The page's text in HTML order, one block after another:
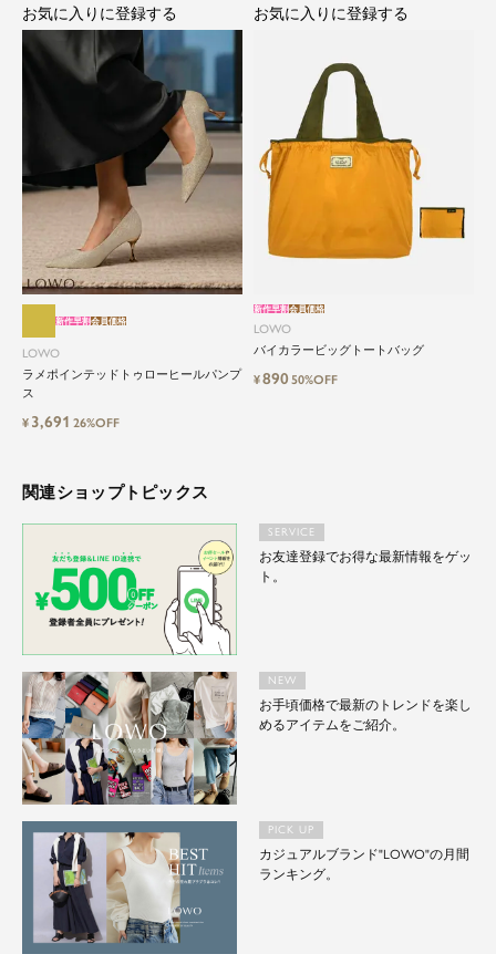
LOWO（ロワ）は、アパレルはもちろん、インナ
ー、バッグやシューズ、小物まで、驚くほどリー
ズナブルにラインナップ。
毎日のコーデに、ちょっとした変化を。いつもの
自分に、ちょっとした彩りを。
LOWOは、頑張りすぎないおしゃれを応援しま
す。
LOWO
ラメポインテッドトゥローヒールパンプ
ス
新作早割会員価格
¥ 3,691 26%OFF
お気に入りに登録する
LOWO
バイカラービッグトートバッグ
新作早割会員価格
¥89050%OFF
お気に入りに登録する
関連ショップトピックス
SERVICE
お友達登録でお得な最新情報をゲッ
ト。
NEW
お手頃価格で最新のトレンドを楽し
めるアイテムをご紹介。
PICK UP
カジュアルブランド"LOWO"の月間
ランキング。